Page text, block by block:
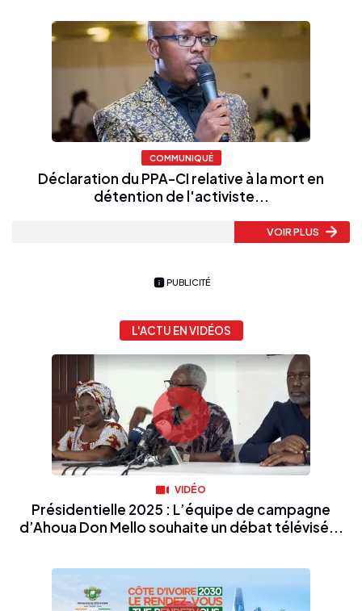
COMMUNIQUÉ
Déclaration du PPA-CI relative à la mort en
détention de l'activiste...
VOIR PLUS
PUBLICITÉ
L'ACTU EN VIDÉOS
VIDÉO
Présidentielle 2025 : L’équipe de campagne
d’Ahoua Don Mello souhaite un débat télévisé...